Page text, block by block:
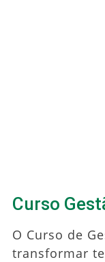
Curso
O Curso de
transformar